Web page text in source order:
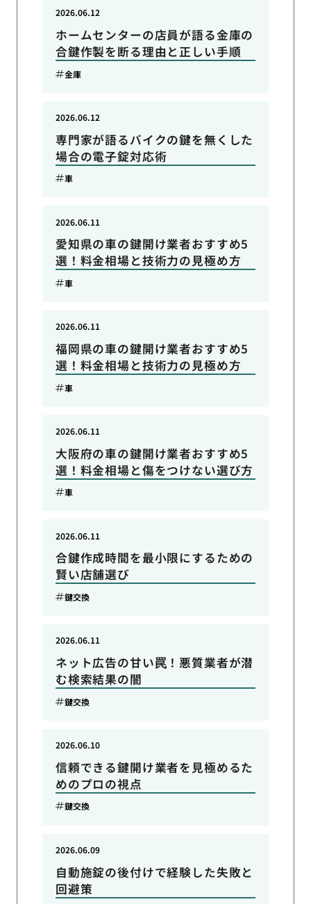
ホームセンターの店員が語る金庫の
合鍵作製を断る理由と正しい手順
2026.06.12
金庫
専門家が語るバイクの鍵を無くした
場合の電子錠対応術
2026.06.12
車
愛知県の車の鍵開け業者おすすめ5
選！料金相場と技術力の見極め方
2026.06.11
車
福岡県の車の鍵開け業者おすすめ5
選！料金相場と技術力の見極め方
2026.06.11
車
大阪府の車の鍵開け業者おすすめ5
選！料金相場と傷をつけない選び方
2026.06.11
車
合鍵作成時間を最小限にするための
賢い店舗選び
2026.06.11
鍵交換
ネット広告の甘い罠！悪質業者が潜
む検索結果の闇
2026.06.11
鍵交換
信頼できる鍵開け業者を見極めるた
めのプロの視点
2026.06.10
鍵交換
自動施錠の後付けで経験した失敗と
回避策
2026.06.09